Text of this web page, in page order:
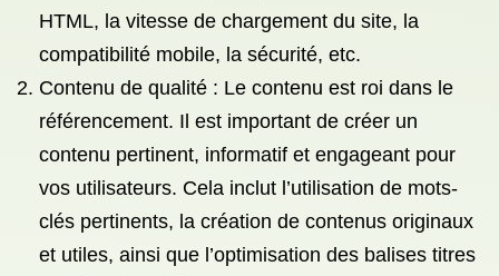
HTML, la vitesse de chargement du site, la
compatibilité mobile, la sécurité, etc.
Contenu de qualité : Le contenu est roi dans le
référencement. Il est important de créer un
contenu pertinent, informatif et engageant pour
vos utilisateurs. Cela inclut l’utilisation de mots-
clés pertinents, la création de contenus originaux
et utiles, ainsi que l’optimisation des balises titres